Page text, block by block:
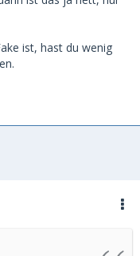
ist, hast du wenig